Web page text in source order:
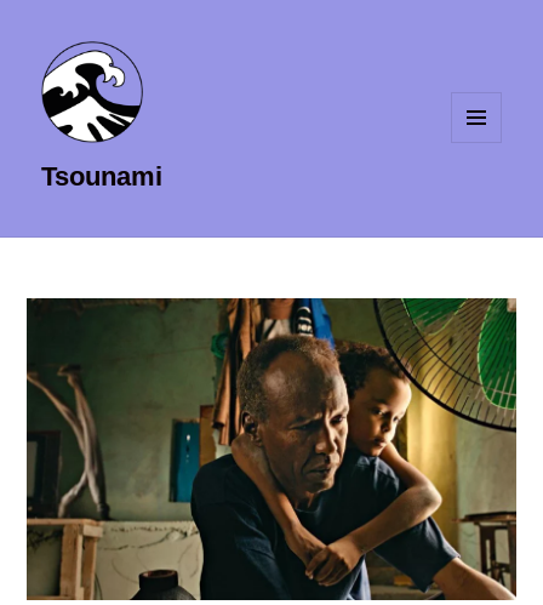
Tsounami